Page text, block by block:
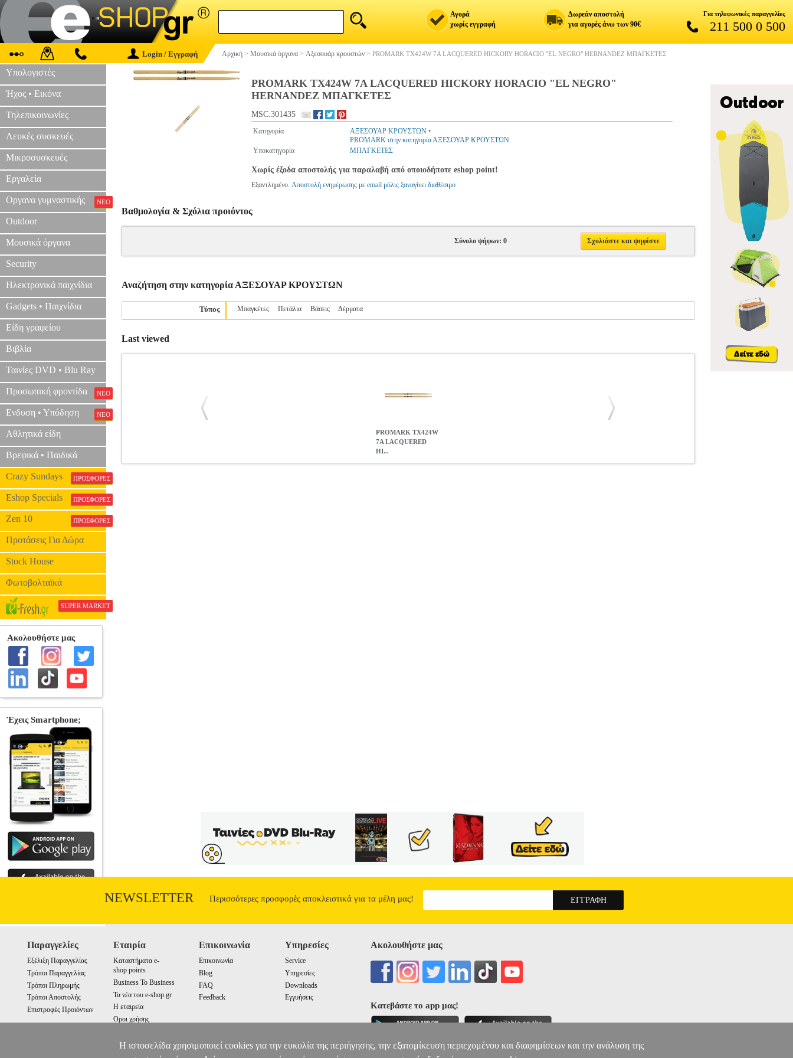
Αγορά
χωρίς εγγραφή
Δωρεάν αποστολή
για αγορές άνω των 90€
Για τηλεφωνικές παραγγελίες
211 500 0 500
Login / Εγγραφή Αρχική > Μουσικά όργανα > Αξεσουάρ κρουστών > PROMARK TX424W 7A LACQUERED HICKORY HORACIO "EL NEGRO" HERNANDEZ ΜΠΑΓΚΕΤΕΣ
Υπολογιστές
Ήχος • Εικόνα
Τηλεπικοινωνίες
Λευκές συσκευές
Μικροσυσκευές
Εργαλεία
Οργανα γυμναστικής ΝΕΟ
Outdoor
Μουσικά όργανα
Security
Ηλεκτρονικά παιχνίδια
Gadgets • Παιχνίδια
Είδη γραφείου
Βιβλία
Ταινίες DVD • Blu Ray
Προσωπική φροντίδα ΝΕΟ
Ενδυση • Υπόδηση ΝΕΟ
Αθλητικά είδη
Βρεφικά • Παιδικά
Crazy Sundays ΠΡΟΣΦΟΡΕΣ
Eshop Specials ΠΡΟΣΦΟΡΕΣ
Zen 10 ΠΡΟΣΦΟΡΕΣ
Προτάσεις Για Δώρα
Stock House
Φωτοβολταϊκά
SUPER MARKET
PROMARK TX424W 7A LACQUERED HICKORY HORACIO "EL NEGRO"
HERNANDEZ ΜΠΑΓΚΕΤΕΣ
MSC.301435
Κατηγορία ΑΞΕΣΟΥΑΡ ΚΡΟΥΣΤΩΝ •
PROMARK στην κατηγορία ΑΞΕΣΟΥΑΡ ΚΡΟΥΣΤΩΝ
Υποκατηγορία
ΜΠΑΓΚΕΤΕΣ
Χωρίς έξοδα αποστολής για παραλαβή από οποιοδήποτε eshop point!
Εξαντλημένο. Αποστολή ενημέρωσης με email μόλις ξαναγίνει διαθέσιμο
Βαθμολογία & Σχόλια προιόντος
Σύνολο ψήφων: 0 Σχολιάστε και ψηφίστε
Αναζήτηση στην κατηγορία ΑΞΕΣΟΥΑΡ ΚΡΟΥΣΤΩΝ
Τύπος Μπαγκέτες Πετάλια Βάσεις Δέρματα
Last viewed
PROMARK TX424W
7A LACQUERED
HI...
NEWSLETTER Περισσότερες προσφορές αποκλειστικά για τα μέλη μας!
Παραγγελίες
Εξέλιξη Παραγγελίας
Τρόποι Παραγγελίας
Τρόποι Πληρωμής
Τρόποι Αποστολής
Επιστροφές Προιόντων
Εταιρία
Καταστήματα e-
shop points
Business To Business
Τα νέα του e-shop.gr
Η εταιρεία
Οροι χρήσης
Επικοινωνία
Επικοινωνία
Blog
FAQ
Feedback
Υπηρεσίες
Service
Υπηρεσίες
Downloads
Εγγυήσεις
Ακολουθήστε μας
Κατεβάστε το app μας!
Η ιστοσελίδα χρησιμοποιεί cookies για την ευκολία της περιήγησης, την εξατομίκευση περιεχομένου και διαφημίσεων και την ανάλυση της